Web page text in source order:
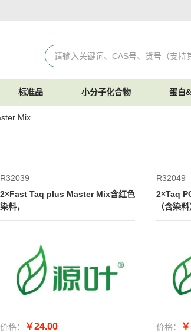
标准品 小分子化合物 蛋白
Mix
R32039
2×Fast Taq plus Master Mix含红色
染料，
价格： ￥24.00
R32049
2×Taq
（含染料
价格：